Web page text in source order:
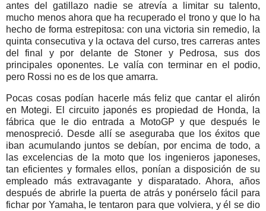
antes del gatillazo nadie se atrevía a limitar su talento,
mucho menos ahora que ha recuperado el trono y que lo ha
hecho de forma estrepitosa: con una victoria sin remedio, la
quinta consecutiva y la octava del curso, tres carreras antes
del final y por delante de Stoner y Pedrosa, sus dos
principales oponentes. Le valía con terminar en el podio,
pero Rossi no es de los que amarra.
Pocas cosas podían hacerle más feliz que cantar el alirón
en Motegi. El circuito japonés es propiedad de Honda, la
fábrica que le dio entrada a MotoGP y que después le
menospreció. Desde allí se aseguraba que los éxitos que
iban acumulando juntos se debían, por encima de todo, a
las excelencias de la moto que los ingenieros japoneses,
tan eficientes y formales ellos, ponían a disposición de su
empleado más extravagante y disparatado. Ahora, años
después de abrirle la puerta de atrás y ponérselo fácil para
fichar por Yamaha, le tentaron para que volviera, y él se dio